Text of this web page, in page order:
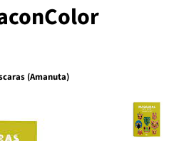
(Amanuta)